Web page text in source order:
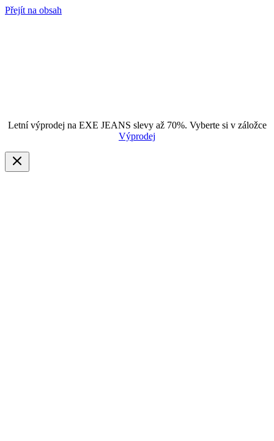
Přejít na obsah
Letní výprodej na EXE JEANS slevy až 70%. Vyberte si v záložce
Výprodej